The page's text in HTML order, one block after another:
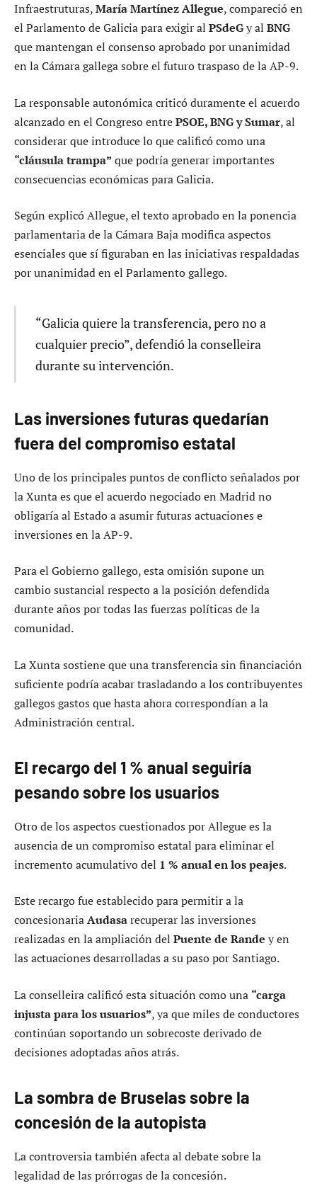
Infraestruturas,María Martínez Allegue, compareció en
el Parlamento de Galicia para exigir al PSdeGy al BNG
que mantengan el consenso aprobado por unanimidad
en la Cámara gallega sobre el futuro traspaso de la AP-9.
La responsable autonómica criticó duramente el acuerdo
alcanzado en el Congreso entrePSOE, BNG y Sumar, al
considerar que introduce lo que calificó como una
“cláusula trampa” que podría generar importantes
consecuencias económicas para Galicia.
Según explicó Allegue, el texto aprobado en la ponencia
parlamentaria de la Cámara Baja modifica aspectos
esenciales que sí figuraban en las iniciativas respaldadas
por unanimidad en el Parlamento gallego.
“Galicia quiere la transferencia, pero no a
cualquier precio”, defendió la conselleira
durante su intervención.
Las inversiones futuras quedarían
fuera del compromiso estatal
Uno de los principales puntos de conflicto señalados por
la Xunta es que el acuerdo negociado en Madrid no
obligaría al Estado a asumir futuras actuaciones e
inversiones en la AP-9.
Para el Gobierno gallego, esta omisión supone un
cambio sustancial respecto a la posición defendida
durante años por todas las fuerzas políticas de la
comunidad.
La Xunta sostiene que una transferencia sin financiación
suficiente podría acabar trasladando a los contribuyentes
gallegos gastos que hasta ahora correspondían a la
Administración central.
El recargo del 1 % anual seguiría
pesando sobre los usuarios
Otro de los aspectos cuestionados por Allegue es la
ausencia de un compromiso estatal para eliminar el
incremento acumulativo del 1 % anual en los peajes.
Este recargo fue establecido para permitir a la
concesionariaAudasarecuperar las inversiones
realizadas en la ampliación del Puente de Rande y en
las actuaciones desarrolladas a su paso por Santiago.
La conselleira calificó esta situación como una “carga
injusta para los usuarios”, ya que miles de conductores
continúan soportando un sobrecoste derivado de
decisiones adoptadas años atrás.
La sombra de Bruselas sobre la
concesión de la autopista
La controversia también afecta al debate sobre la
legalidad de las prórrogas de la concesión.